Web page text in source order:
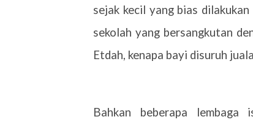
sejak kecil yang bias
sekolah yang bersangkutan
Etdah, kenapa bayi disuruh
Bahkan beberapa lembaga